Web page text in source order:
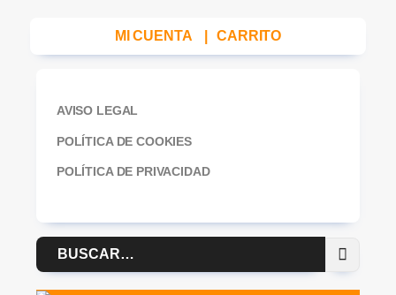
MI CUENTA CARRITO
AVISO LEGAL
POLÍTICA DE COOKIES
POLÍTICA DE PRIVACIDAD
Buscar
por: